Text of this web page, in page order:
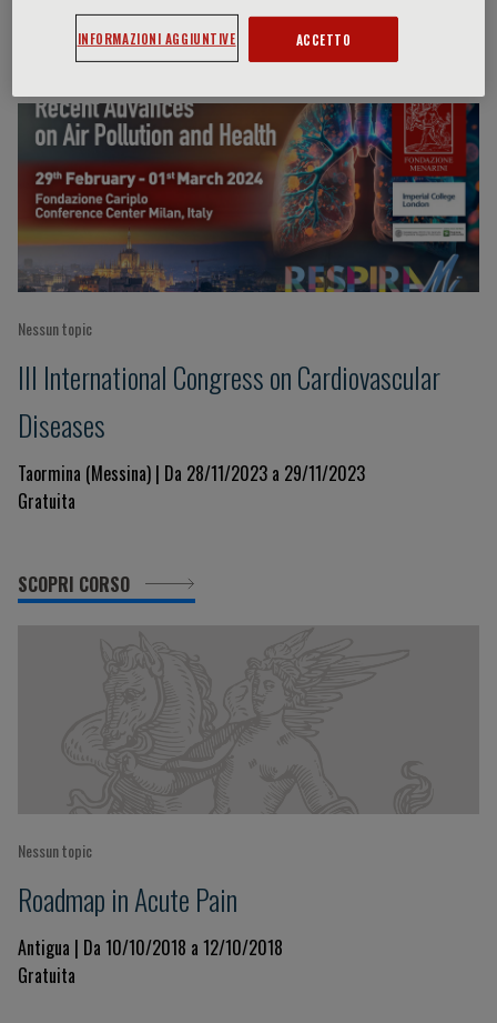
Partecipazioni del relatore
Nessun topic
III International Congress on Cardiovascular
Diseases
Taormina (Messina) | Da 28/11/2023 a 29/11/2023
Gratuita
SCOPRI CORSO
Nessun topic
Roadmap in Acute Pain
Antigua | Da 10/10/2018 a 12/10/2018
Gratuita
INFORMAZIONI AGGIUNTIVE ACCETTO